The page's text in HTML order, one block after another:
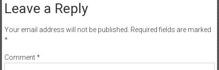
Leave a Reply
Your email address will not be published. Required fields are marked
*
Comment*